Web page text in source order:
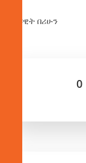
በዳዊት በሪሁን
0